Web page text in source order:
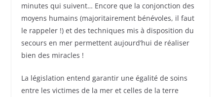
minutes qui suivent… Encore que la conjonction des
moyens humains (majoritairement bénévoles, il faut
le rappeler !) et des techniques mis à disposition du
secours en mer permettent aujourd’hui de réaliser
bien des miracles !
La législation entend garantir une égalité de soins
entre les victimes de la mer et celles de la terre